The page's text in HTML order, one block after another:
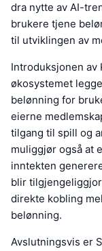
dra nytte av AI-
brukere tjene
til utviklingen av
Introduksjonen av
økosystemet
belønning for
eierne
tilgang til spill og
muliggjør også at
inntekten
blir
direkte kobling
belønning.
Avslutningsvis er